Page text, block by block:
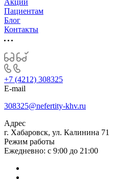
Акции
Пациентам
Блог
Контакты
+7 (4212) 308325
E-mail
308325@nefertity-khv.ru
Адрес
г. Хабаровск, ул. Калинина 71
Режим работы
Ежедневно: с 9:00 до 21:00